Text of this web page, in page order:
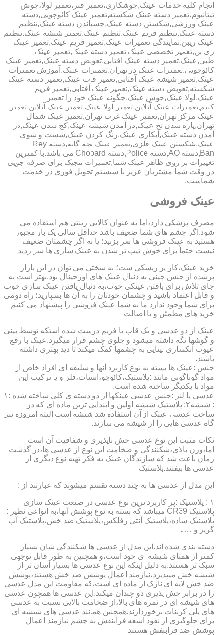
انجام کلیه خدمات عینک,جوشکاری،تعمیر فنر،تعمیر لولا،جوش
تیتانیوم،تعمیر دسته عینک شکسته,تعمیر عینک کائوچویی,دسته
عینک ورزشی,شکستن دسته عینک,چسباندن دسته عینک,تنظیم
دسته عینک,تنظیم فریم عینک,تنظیم عینک,تعمیر شیشه عینک,تنظیم
عینک ریبن,نمایندگی تعمیرات عینک,تعمیر فریم عینک,تعمیر عینک
ری بن,تعمیر تخصصی عینک,تعمیر دسته عینک,تعمیر عینک
طبی,عینک,تعمیر دسته عینک افتابی,تعویض دسته عینک,تعمیر عینک
کائوچویی,تعمیرات عینک در تهران,تعمیرات عینک,آموزش تعمیرات
عینک,تعمیر شیشه عینک آفتابی,تعمیر قاب عینک,تعمیر دسته عینک
شکسته,تعویض دسته عینک,تعمیر عینک آفتابی,تعمیر فریم
عینک,لولا عینک,جوش عینک,چگونه عینک خود را تعمیر
کنیم,تعمیرات عینک آنلاین,تعمیر لولا عینک,تعمیر عینک آنلاین,تعمیر
عینک مرکز تهران,تعمیر عینک غرب تهران,تعمیر عینک شمال
تهران,پاره شدن نخ عینک,در آمدن شیشه عینک,کج شدن عینک,در
آمدن دسته عینک,آبکاری عینک,رنگ کردن عینک,شست و شوی
عینک,شکستن عینک فلزی,تعمیر عینک بچه گانه,دسته Rey
Ban,دسته AO,دسته Police,دسته Chopard می باشد.با کمترین
تغییرات بر روی ظاهر عینک شما,تعمیرات مجیک برای صرفه جویی
در وقت شما مشتریان عزیز با سیستم تحویل فوری در خدمت
شماست.
عینک فروشی
مصرف پزشکی دارد،اما به عنوان کالایی زینتی هم استفاده می
شود.اگر چشم های شما ضعیف باشد حداقل سالی یک بار مجبور
هستید به عینک فروشی ها سر بزنید؛ یا نه اگر چشمتان ضعیف
نیست حتماً برای خوش تیپ تر شدن به عینک سازی ها سر زدید
خرید عینک،کار پر ریسکی ست؛ به سختی می توان در این بازار
پرشده از جنس چینی به دنبال عینک های اورجینال بود.بهتر است به
جای تلاش برای یافتن عینکی خوب،به دنبال یافتن عینک سازی خوب
و قابل اعتماد باشید و چشمان خودتان را به آن ها بسپارید؛ راه دومی
برای شما وجود ندارد ما به شما عینک فروشی را پیشنهاد می کنیم
خرید های مطمئن و با اصالت
عینک از دو عدسی و یک قاب یا فریم درست شده استکه توسط بینی
و گوشها نگه داشته میشود و جلوی چشم قرار میگیرد.عینک با رفع
عیوب انکساری بینایی به چشمها کمک میکند تا دید بهتری داشته
باشند.
جنس :عینک ها بسته به نوع کاربرد آنها و سلیقه ای افراد خاص از
مواد گوناگونی مانند :پلاستیک،کائوچو،استات،فلز و یا ترکیب این
مواد با یکدیگر ساخته شده است.
عدسی یا لنز :جنس عدسی عینکها از دو دسته ی کلی ساخته شده :۱
: شیشه۲: پلاستیک شیشه اولین و ابندایی ترین ماده ای که در
ساخت عدسی عینک از آن استفاده شد شیشه است.البته امروزه نیز
گاه عدسی هایی را از شیشه می سازند.
نکات مثبت این نوع عدسی خش ناپذیری و شفافیت آن است
اما،وزن بالای،شکنندگی و ضخامت این نوع از عدسی ها،در گذشت
زمان باعث شد که سازندگان عینک به فکر تهیه نوع دیگری از
عدسی ها بیفتند.پلاستیک
این مدل از عدسی ها به چند دسته تقسم میشوند که عبارتند از :
۱ : پلاستیک :پر کاربرد ترین نوع عدسی در صنعت عینک سازی
پلاستیک CR39 میباشد که بسته به نوع پوشش آنها،به انواعی نظیر :
پلاستیک ساده،پلاستیک آنتی رفلکس،پلاستیک ضد خش،پلاستیک آب
گریز و …..
دسته بندی شده اند.این مدل از عدسی ها شکنندگی شان بسیار
کمتر از همتای شیشه ای خود است،و همچنین به طور قابل توجهی
سبک تر هستند.به دلیل اینکه این نوع عدسی ها بسیار آسان تر از
شیشه خش میپذیرد،نیازمند اعمال پوشش ضد خش هستند،پوشش
ضد خش لایه ای نازک از ماده ای است،که مقاومت این مدل عدسی
را در برابر خش پذیری دو چندان میکند.این عدسی ها همچون عدسی
های شیشه ای در نمره های بالا،از ضخامت بالایی نسبت به عدسی
های پلی کربنات برخوردارند.همچنین همانند عدسی های شیشه ای
برای جلوگیری از نفوذ اشعه فرابنفش به چشم نیازمند اعمال
پوشش ضد فرابنفش هستند.